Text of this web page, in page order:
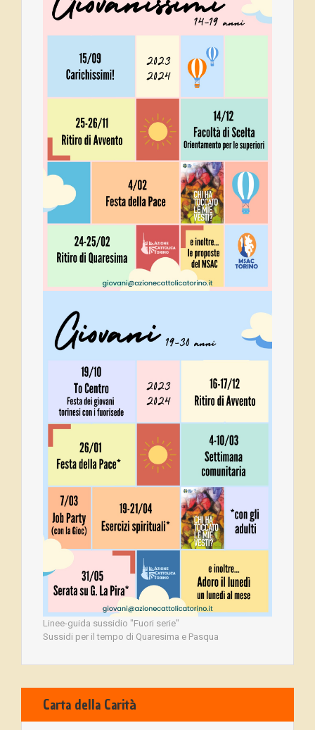
Linee-guida sussidio "Fuori serie"
Sussidi per il tempo di Quaresima e Pasqua
Carta della Carità